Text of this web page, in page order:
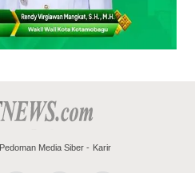
Pedoman Media Siber Karir